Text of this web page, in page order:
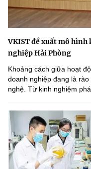
VKIST đề xuất mô
nghiệp Hải Phòng
Khoảng cách giữa hoạt
doanh nghiệp đang là
nghệ. Từ kinh nghiệm